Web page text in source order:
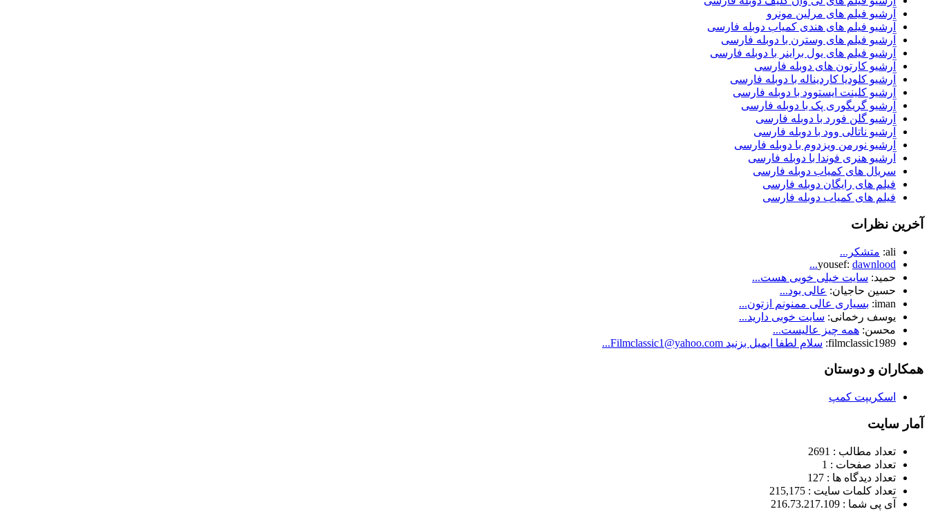
آرشیو فیلم های مرلین مونرو
آرشیو فیلم های هندی کمیاب دوبله فارسی
آرشیو فیلم های وسترن با دوبله فارسی
آرشیو فیلم های یول براینر با دوبله فارسی
آرشیو کارتون های دوبله فارسی
آرشیو کلودیا کاردیناله با دوبله فارسی
آرشیو کلینت ایستوود با دوبله فارسی
آرشیو گریگوری پک با دوبله فارسی
آرشیو گلن فورد با دوبله فارسی
آرشیو ناتالی وود با دوبله فارسی
آرشیو نورمن ویزدوم با دوبله فارسی
آرشیو هنری فوندا با دوبله فارسی
سریال های کمیاب دوبله فارسی
فیلم های رایگان دوبله فارسی
فیلم های کمیاب دوبله فارسی
آخرین نظرات
ali: متشکر...
yousef: dawnlood...
حمید: سایت خیلی خوبی هست...
حسین حاجیان: عالی بود...
iman: بسیاری عالی ممنونم ازتون...
یوسف رخمانی: سایت خوبی دارید...
محسن: همه چیز عالیست...
filmclassic1989: سلام لطفا ایمیل بزنید Filmclassic1@yahoo.com...
همکاران و دوستان
اسکریپت کمپ
آمار سایت
تعداد مطالب : 2691
تعداد صفحات : 1
تعداد دیدگاه ها : 127
تعداد کلمات سایت : 215,175
آی پی شما : 216.73.217.109